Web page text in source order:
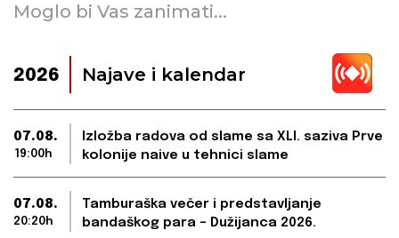
Moglo bi Vas zanimati...
2026 Najave i kalendar
07.08.
19:00h
Izložba radova od slame sa XLI. saziva Prve
kolonije naive u tehnici slame
07.08.
20:20h
Tamburaška večer i predstavljanje
bandaškog para – Dužijanca 2026.